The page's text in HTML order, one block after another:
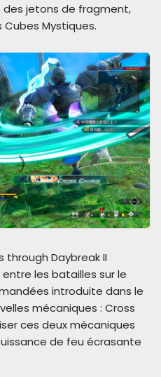
jetons de fragment,
Mystiques.
through Daybreak II
les batailles sur le
introduite dans le
mécaniques : Cross
ces deux mécaniques
de feu écrasante